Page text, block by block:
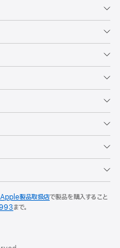
Apple製品取扱店で製品を購入すること
まで。